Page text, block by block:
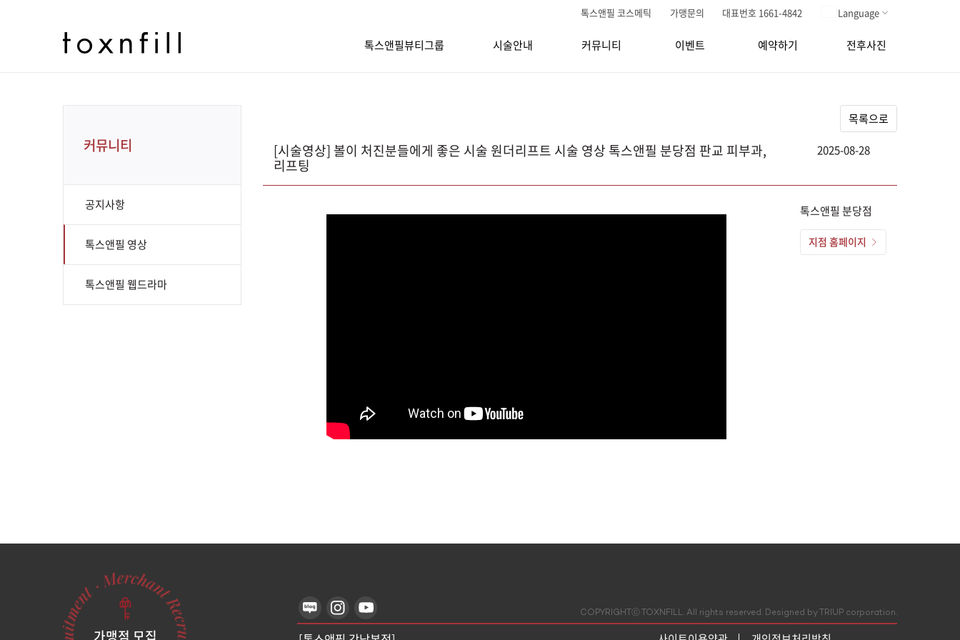
톡스앤필 코스메틱 가맹문의 대표번호 1661-4842 Language
톡스앤필뷰티그룹 시술안내 커뮤니티 이벤트 예약하기 전후사진
커뮤니티
공지사항
톡스앤필 영상
톡스앤필 웹드라마
목록으로
[시술영상] 볼이 처진분들에게 좋은 시술 원더리프트 시술 영상 톡스앤필 분당점 판교 피부과,
리프팅
2025-08-28
톡스앤필 분당점
지점 홈페이지
가맹점 모집
COPYRIGHTⓒ TOXNFILL. All rights reserved. Designed by TRIUP corporation.